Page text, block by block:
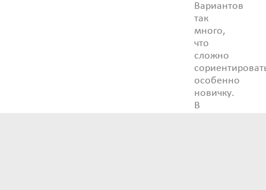
Вариантов
так
много,
что
сложно
особенно
новичку.
В